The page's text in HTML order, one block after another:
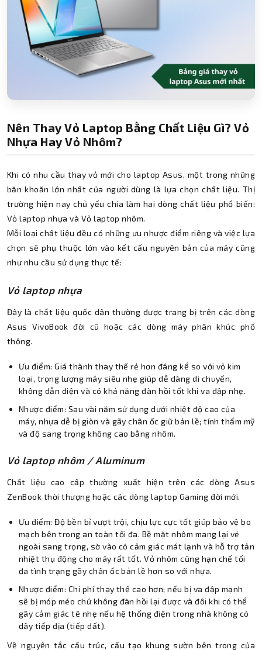
Nên Thay Vỏ Laptop Bằng Chất Liệu Gì? Vỏ
Nhựa Hay Vỏ Nhôm?
Khi có nhu cầu thay vỏ mới cho laptop Asus, một trong những
băn khoăn lớn nhất của người dùng là lựa chọn chất liệu. Thị
trường hiện nay chủ yếu chia làm hai dòng chất liệu phổ biến:
Vỏ laptop nhựa và Vỏ laptop nhôm.
Mỗi loại chất liệu đều có những ưu nhược điểm riêng và việc lựa
chọn sẽ phụ thuộc lớn vào kết cấu nguyên bản của máy cũng
như nhu cầu sử dụng thực tế:
Vỏ laptop nhựa
Đây là chất liệu quốc dân thường được trang bị trên các dòng
Asus VivoBook đời cũ hoặc các dòng máy phân khúc phổ
thông.
Ưu điểm: Giá thành thay thế rẻ hơn đáng kể so với vỏ kim
loại, trọng lượng máy siêu nhẹ giúp dễ dàng di chuyển,
không dẫn điện và có khả năng đàn hồi tốt khi va đập nhẹ.
Nhược điểm: Sau vài năm sử dụng dưới nhiệt độ cao của
máy, nhựa dễ bị giòn và gãy chân ốc giữ bản lề; tính thẩm mỹ
và độ sang trọng không cao bằng nhôm.
Vỏ laptop nhôm / Aluminum
Chất liệu cao cấp thường xuất hiện trên các dòng Asus
ZenBook thời thượng hoặc các dòng laptop Gaming đời mới.
Ưu điểm: Độ bền bỉ vượt trội, chịu lực cực tốt giúp bảo vệ bo
mạch bên trong an toàn tối đa. Bề mặt nhôm mang lại vẻ
ngoài sang trọng, sờ vào có cảm giác mát lạnh và hỗ trợ tản
nhiệt thụ động cho máy rất tốt. Vỏ nhôm cũng hạn chế tối
đa tình trạng gãy chân ốc bản lề hơn so với nhựa.
Nhược điểm: Chi phí thay thế cao hơn; nếu bị va đập mạnh
sẽ bị móp méo chứ không đàn hồi lại được và đôi khi có thể
gây cảm giác tê nhẹ nếu hệ thống điện trong nhà không có
dây tiếp địa (tiếp đất).
Về nguyên tắc cấu trúc, cấu tạo khung sườn bên trong của